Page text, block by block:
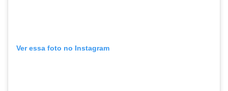
Ver essa foto no Instagram